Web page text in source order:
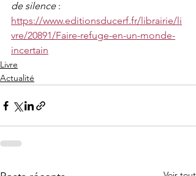
de silence :
https://www.editionsducerf.fr/librairie/li
vre/20891/Faire-refuge-en-un-monde-
incertain
Livre
Actualité